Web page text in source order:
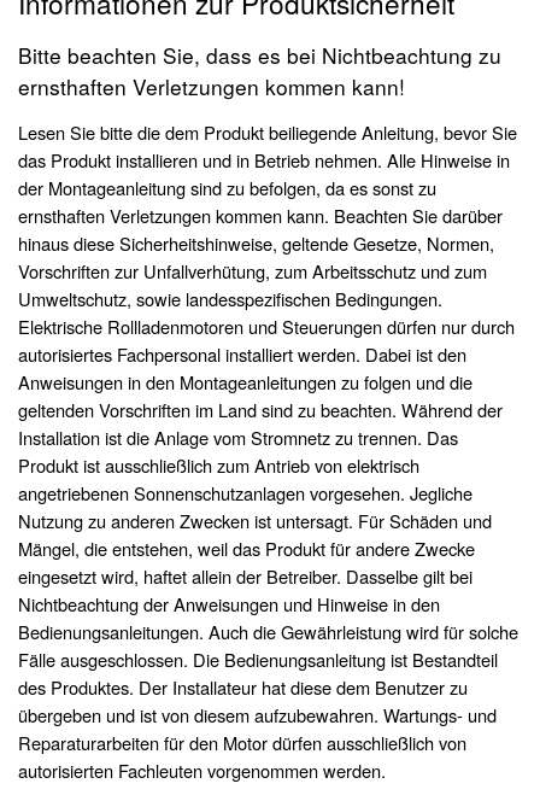
Bitte beachten Sie, dass es bei Nichtbeachtung zu
ernsthaften Verletzungen kommen kann!
Lesen Sie bitte die dem Produkt beiliegende Anleitung, bevor Sie
das Produkt installieren und in Betrieb nehmen. Alle Hinweise in
der Montageanleitung sind zu befolgen, da es sonst zu
ernsthaften Verletzungen kommen kann. Beachten Sie darüber
hinaus diese Sicherheitshinweise, geltende Gesetze, Normen,
Vorschriften zur Unfallverhütung, zum Arbeitsschutz und zum
Umweltschutz, sowie landesspezifischen Bedingungen.
Elektrische Rollladenmotoren und Steuerungen dürfen nur durch
autorisiertes Fachpersonal installiert werden. Dabei ist den
Anweisungen in den Montageanleitungen zu folgen und die
geltenden Vorschriften im Land sind zu beachten. Während der
Installation ist die Anlage vom Stromnetz zu trennen. Das
Produkt ist ausschließlich zum Antrieb von elektrisch
angetriebenen Sonnenschutzanlagen vorgesehen. Jegliche
Nutzung zu anderen Zwecken ist untersagt. Für Schäden und
Mängel, die entstehen, weil das Produkt für andere Zwecke
eingesetzt wird, haftet allein der Betreiber. Dasselbe gilt bei
Nichtbeachtung der Anweisungen und Hinweise in den
Bedienungsanleitungen. Auch die Gewährleistung wird für solche
Fälle ausgeschlossen. Die Bedienungsanleitung ist Bestandteil
des Produktes. Der Installateur hat diese dem Benutzer zu
übergeben und ist von diesem aufzubewahren. Wartungs- und
Reparaturarbeiten für den Motor dürfen ausschließlich von
autorisierten Fachleuten vorgenommen werden.